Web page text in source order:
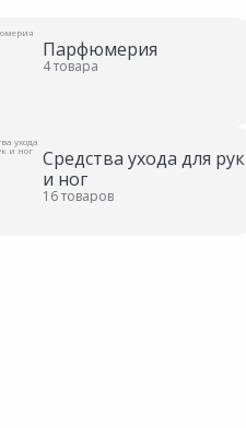
Парфюмерия
4 товара
Средства ухода для рук
и ног
16 товаров